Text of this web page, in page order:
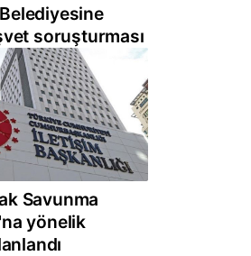
soruşturması
Savunma
yönelik